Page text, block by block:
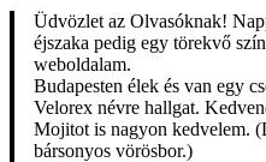
Üdvözlet az Olvasóknak!
éjszaka pedig egy törekvő
weboldalam.
Budapesten élek és van egy
Velorex névre hallgat.
Mojitot is nagyon kedvelem.
bársonyos vörösbor.)